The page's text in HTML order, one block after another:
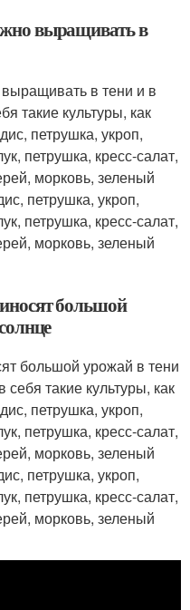
выращивать в
в тени и в
такие культуры, как
петрушка, укроп,
петрушка, кресс-салат,
морковь, зеленый
петрушка, укроп,
петрушка, кресс-салат,
морковь, зеленый
большой
большой урожай в тени
такие культуры, как
петрушка, укроп,
петрушка, кресс-салат,
морковь, зеленый
петрушка, укроп,
петрушка, кресс-салат,
морковь, зеленый